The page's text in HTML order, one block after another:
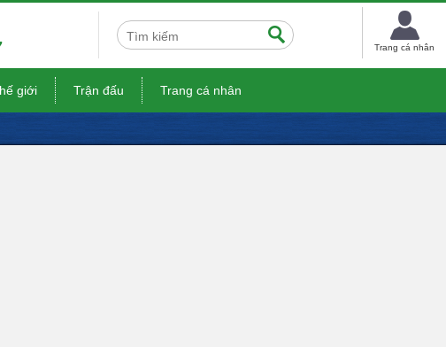
Trang cá nhân
giới Trận đấu Trang cá nhân